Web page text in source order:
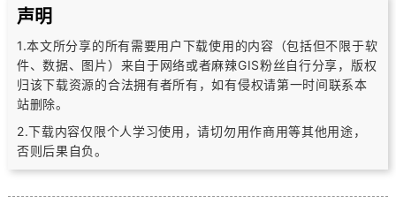
声明
1.本文所分享的所有需要用户下载使用的内容（包括但不限于软
件、数据、图片） 来自于网络或者麻辣GIS粉丝自行分享，版权
归该下载资源的合法拥有者所有，如有侵权请第一时间联系本
站删除。
2.下载内容仅限个人学习使用，请切勿用作商用等其他用途，
否则后果自负。